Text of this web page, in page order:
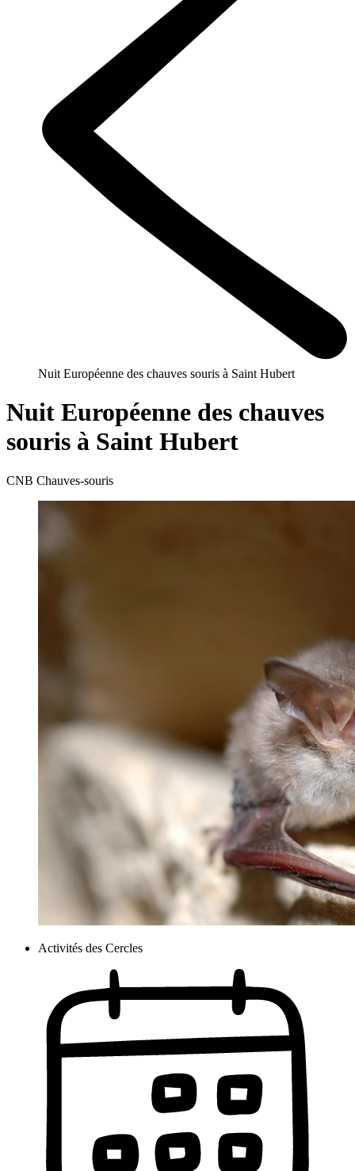
Nuit Européenne des chauves souris à Saint Hubert
Nuit Européenne des chauves
souris à Saint Hubert
CNB Chauves-souris
Activités des Cercles